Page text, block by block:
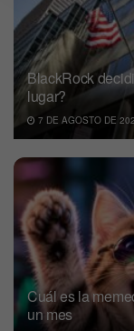
BlackRock
lugar?
7 DE AGOSTO DE
Cuál es la
un mes